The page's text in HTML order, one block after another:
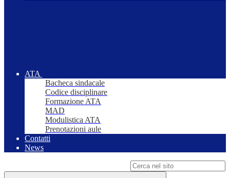
ATA
Bacheca sindacale
Codice disciplinare
Formazione ATA
MAD
Modulistica ATA
Prenotazioni aule
Contatti
News